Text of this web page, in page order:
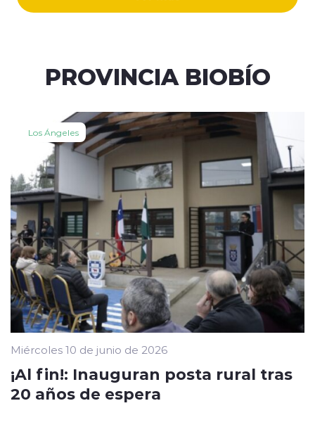
PROVINCIA BIOBÍO
Los Ángeles
Miércoles 10 de junio de 2026
¡Al fin!: Inauguran posta rural tras
20 años de espera